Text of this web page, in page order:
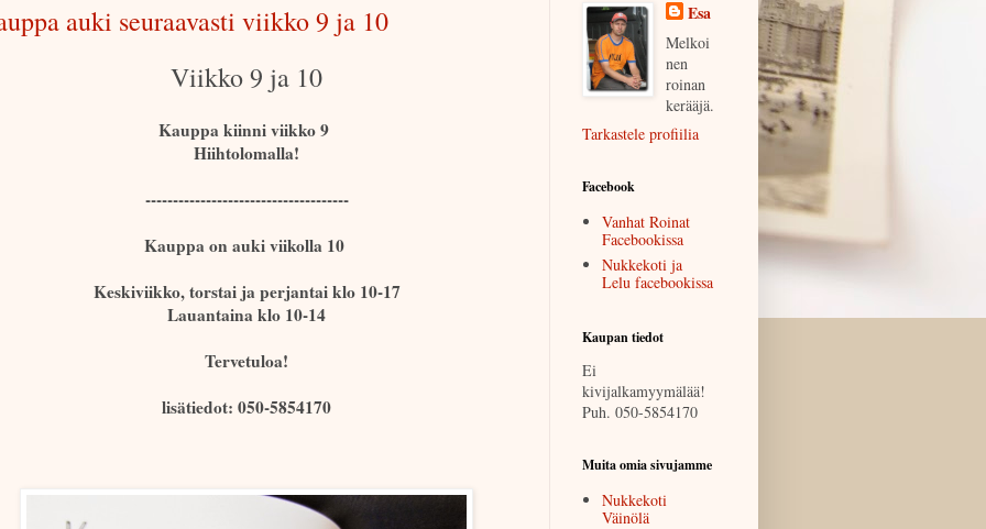
auki seuraavasti viikko 9 ja 10
Viikko 9 ja 10
Kauppa kiinni viikko 9
Hiihtolomalla!
-------------------------------------
Kauppa on auki viikolla 10
Keskiviikko, torstai ja perjantai klo 10-17
Lauantaina klo 10-14
Tervetuloa!
lisätiedot: 050-5854170
Esa
Melkoi
nen
roinan
kerääjä.
Tarkastele profiilia
Facebook
Vanhat Roinat
Facebookissa
Nukkekoti ja
Lelu facebookissa
Kaupan tiedot
Ei
kivijalkamyymälää!
Puh. 050-5854170
Muita omia sivujamme
Nukkekoti
Väinölä